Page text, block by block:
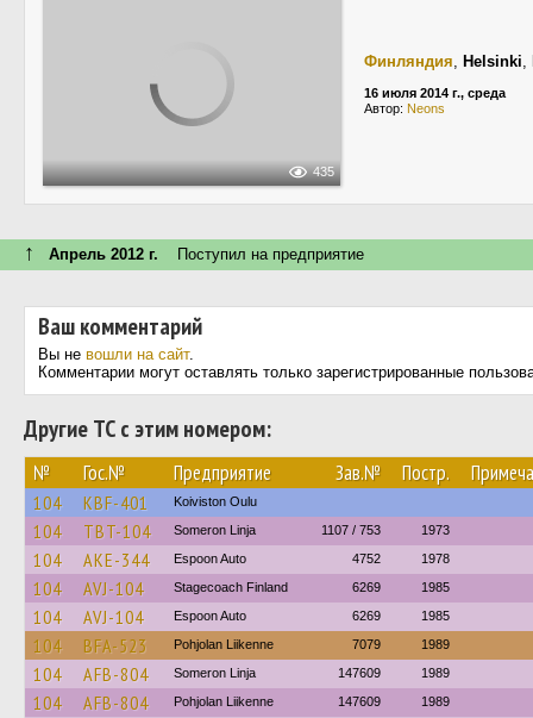
435
Финляндия, Helsinki,
16 июля 2014 г., среда
Автор: Neons
↑ Апрель 2012 г. Поступил на предприятие
Ваш комментарий
Вы не вошли на сайт.
Комментарии могут оставлять только зарегистрированные
Другие ТС с этим номером:
№ Гос.№ Предприятие Зав.№ Постр.
104 KBF-401 Koiviston Oulu
104 TBT-104 Someron Linja 1107 / 753 1973
104 AKE-344 Espoon Auto 4752 1978
104 AVJ-104 Stagecoach Finland 6269 1985
104 AVJ-104 Espoon Auto 6269 1985
104 BFA-523 Pohjolan Liikenne 7079 1989
104 AFB-804 Someron Linja 147609 1989
104 AFB-804 Pohjolan Liikenne 147609 1989